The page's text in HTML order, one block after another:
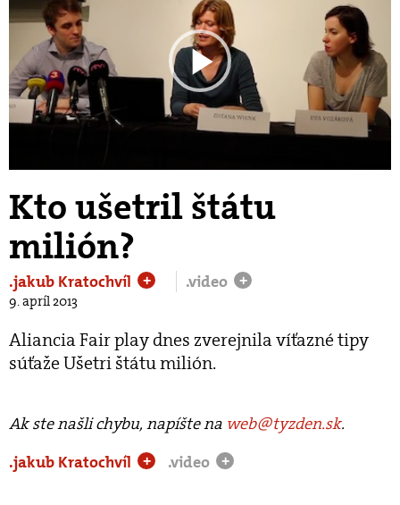
Play
Video
Kto ušetril štátu
milión?
.jakub Kratochvíl + .video +
9. apríl 2013
Aliancia Fair play dnes zverejnila víťazné tipy
súťaže Ušetri štátu milión.
Ak ste našli chybu, napíšte na web@tyzden.sk.
.jakub Kratochvíl
+ .video +